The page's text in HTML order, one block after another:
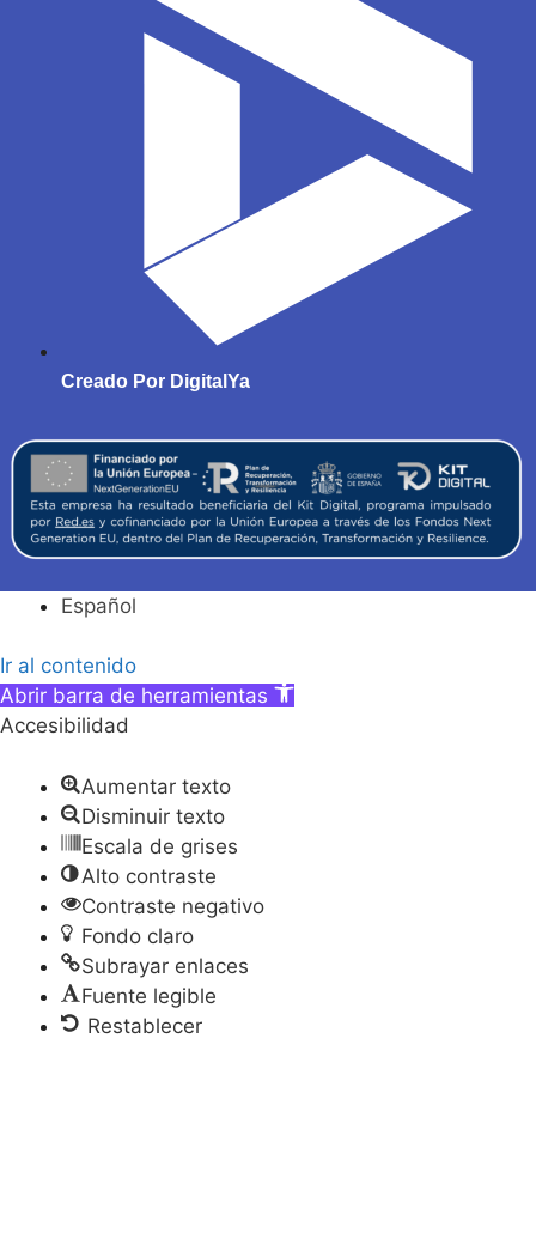
Creado Por DigitalYa
Español
Ir al contenido
Abrir barra de herramientas
Accesibilidad
Aumentar texto
Disminuir texto
Escala de grises
Alto contraste
Contraste negativo
Fondo claro
Subrayar enlaces
Fuente legible
Restablecer